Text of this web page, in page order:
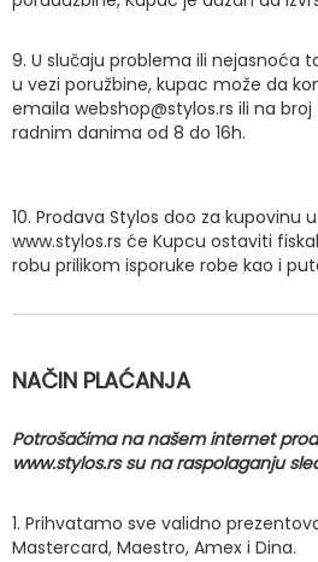
9. U slučaju problema ili nejasnoća
u vezi poružbine, kupac može da
emaila webshop@stylos.rs ili na
radnim danima od 8 do 16h.
10. Prodava Stylos doo za kupovinu
www.stylos.rs će Kupcu ostaviti
robu prilikom isporuke robe kao i
NAČIN PLAĆANJA
Potrošačima na našem internet
www.stylos.rs su na raspolaganju
1. Prihvatamo sve validno
Mastercard, Maestro, Amex i Dina.